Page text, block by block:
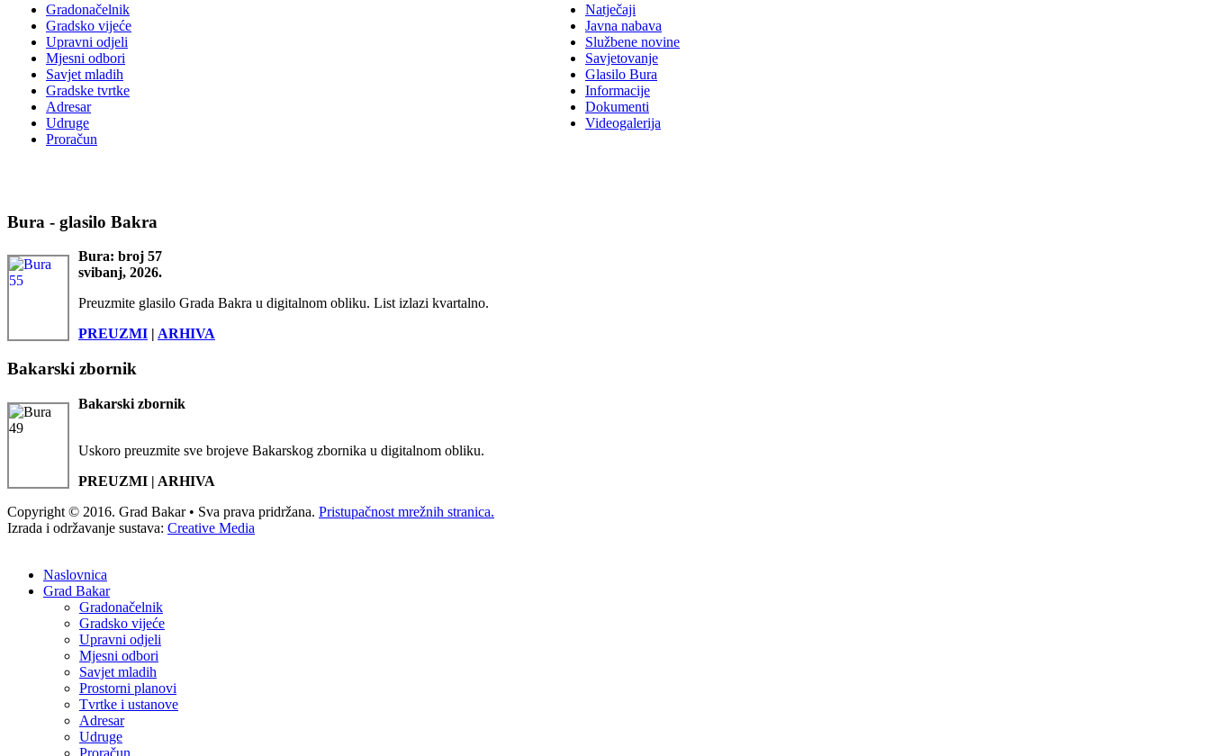
Gradonačelnik
Gradsko vijeće
Upravni odjeli
Mjesni odbori
Savjet mladih
Gradske tvrtke
Adresar
Udruge
Proračun
Natječaji
Javna nabava
Službene novine
Savjetovanje
Glasilo Bura
Informacije
Dokumenti
Videogalerija
Bura - glasilo Bakra
Bura: broj 57
svibanj, 2026.
Preuzmite glasilo Grada Bakra u digitalnom obliku. List izlazi kvartalno.
PREUZMI | ARHIVA
Bakarski zbornik
Bakarski zbornik
Uskoro preuzmite sve brojeve Bakarskog zbornika u digitalnom obliku.
PREUZMI | ARHIVA
Copyright © 2016. Grad Bakar • Sva prava pridržana. Pristupačnost mrežnih stranica.
Izrada i održavanje sustava: Creative Media
Naslovnica
Grad Bakar
Gradonačelnik
Gradsko vijeće
Upravni odjeli
Mjesni odbori
Savjet mladih
Prostorni planovi
Tvrtke i ustanove
Adresar
Udruge
Proračun